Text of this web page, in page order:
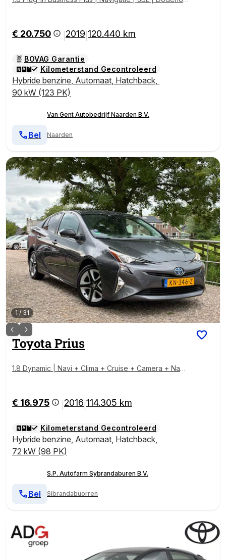
achter | Camera | Clima | 15 inch | Rijstrooksensor | Bl
uetooth
€ 20.750 2019 120.440 km
BOVAG Garantie
Kilometerstand Gecontroleerd
Hybride benzine, Automaat, Hatchback,
90 kW (123 PK)
Van Gent Autobedrijf Naarden B.V.
Naarden
Bel
1/31
ToyotaPrius
1.8 Dynamic | Navi + Clima + Cruise + Camera + Nap
€ 16.975 2016 114.305 km
Kilometerstand Gecontroleerd
Hybride benzine, Automaat, Hatchback,
72 kW (98 PK)
S.P. Autofarm Sybrandaburen B.V.
Sibrandabuorren
Bel